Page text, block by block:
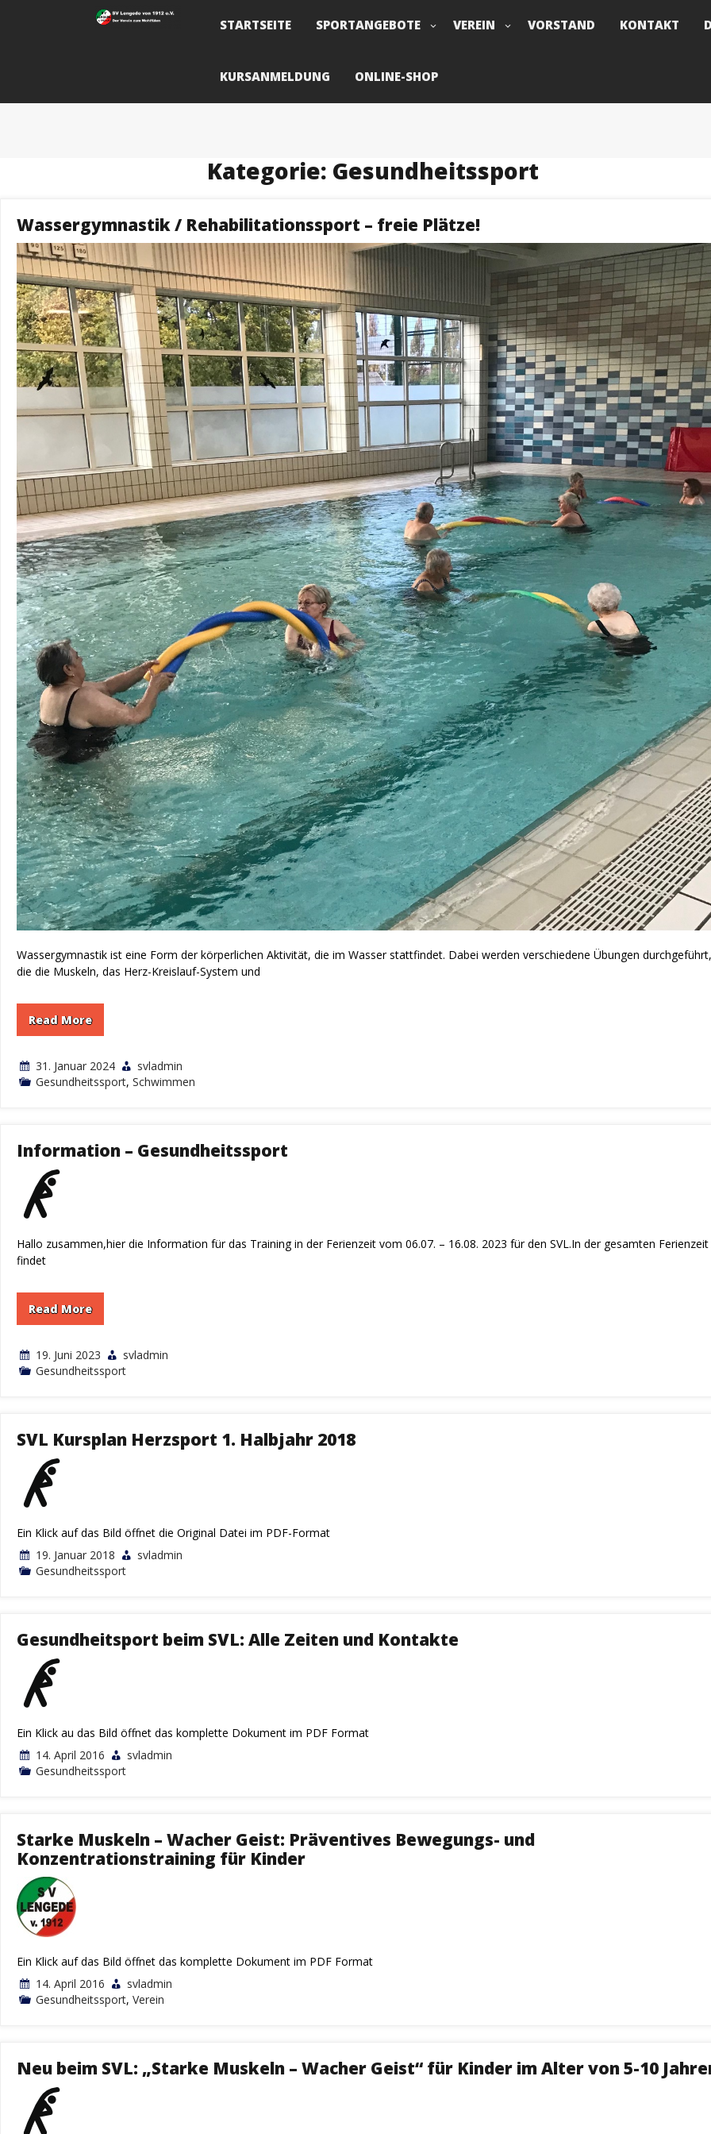
STARTSEITE SPORTANGEBOTE VEREIN VORSTAND KONTAKT
KURSANMELDUNG ONLINE-SHOP
Kategorie: Gesundheitssport
Wassergymnastik / Rehabilitationssport – freie Plätze!
Wassergymnastik ist eine Form der körperlichen Aktivität, die im Wasser stattfindet. Dabei werden verschiedene Übungen durchgeführt,
die die Muskeln, das Herz-Kreislauf-System und
Read More
31. Januar 2024
svladmin
Gesundheitssport, Schwimmen
Information – Gesundheitssport
Hallo zusammen,hier die Information für das Training in der Ferienzeit vom 06.07. – 16.08. 2023 für den SVL.In der gesamten Ferienzeit
findet
Read More
19. Juni 2023
svladmin
Gesundheitssport
SVL Kursplan Herzsport 1. Halbjahr 2018
Ein Klick auf das Bild öffnet die Original Datei im PDF-Format
19. Januar 2018
svladmin
Gesundheitssport
Gesundheitsport beim SVL: Alle Zeiten und Kontakte
Ein Klick au das Bild öffnet das komplette Dokument im PDF Format
14. April 2016
svladmin
Gesundheitssport
Starke Muskeln – Wacher Geist: Präventives Bewegungs- und
Konzentrationstraining für Kinder
Ein Klick auf das Bild öffnet das komplette Dokument im PDF Format
14. April 2016
svladmin
Gesundheitssport, Verein
Neu beim SVL: „Starke Muskeln – Wacher Geist“ für Kinder im Alter von 5-10